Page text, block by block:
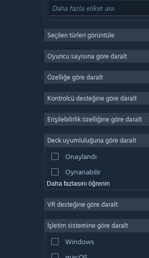
Oynaması Ücretsiz
Devasa Çok Oyunculu
Basit Eğlence
Simülasyon
Video Prodüksiyonu
Fotoğraf Düzenleme
Seçilen türleri görüntüle
Oyuncu sayısına göre daralt
Özelliğe göre daralt
Kontrolcü desteğine göre daralt
Erişilebilirlik özelliğine göre daralt
Deck uyumluluğuna göre daralt
Onaylandı
Oynanabilir
Daha fazlasını öğrenin
VR desteğine göre daralt
İşletim sistemine göre daralt
Windows